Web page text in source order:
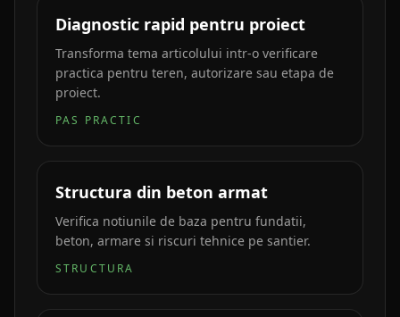
Diagnostic rapid pentru proiect
Transforma tema articolului intr-o verificare
practica pentru teren, autorizare sau etapa de
proiect.
PAS PRACTIC
Structura din beton armat
Verifica notiunile de baza pentru fundatii,
beton, armare si riscuri tehnice pe santier.
STRUCTURA